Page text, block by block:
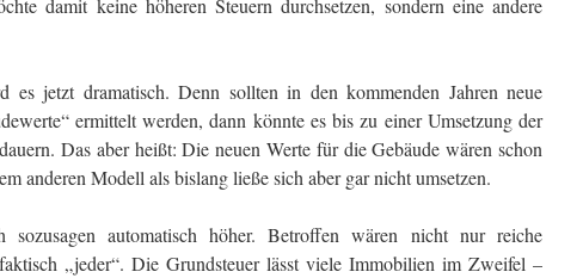
damit keine höheren Steuern durchsetzen, sondern eine andere
es jetzt dramatisch. Denn sollten in den kommenden Jahren neue
ermittelt werden, dann könnte es bis zu einer Umsetzung der
Das aber heißt: Die neuen Werte für die Gebäude wären schon
anderen Modell als bislang ließe sich aber gar nicht umsetzen.
sozusagen automatisch höher. Betroffen wären nicht nur reiche
„jeder“. Die Grundsteuer lässt viele Immobilien im Zweifel –